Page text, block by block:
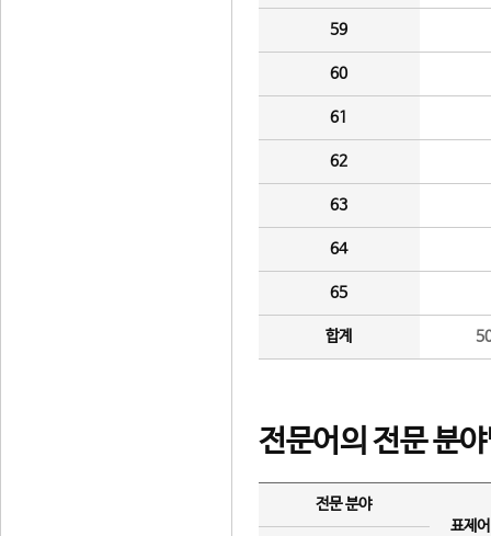
59
60
61
62
63
64
65
합계
전문어의 전문 분
전문 분야
표제